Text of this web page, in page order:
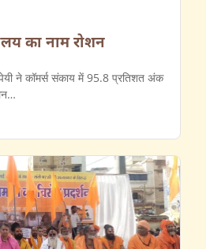
का नाम रोशन
ने कॉमर्स संकाय में 95.8 प्रतिशत अंक